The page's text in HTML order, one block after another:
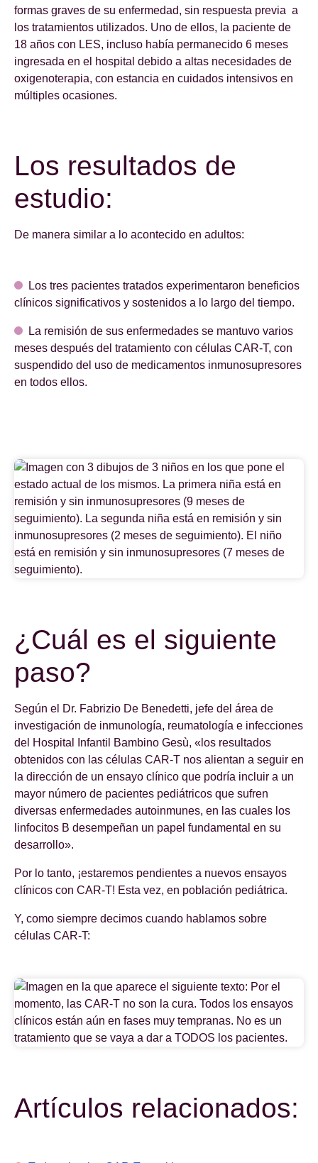
formas graves de su enfermedad, sin respuesta previa a
los tratamientos utilizados. Uno de ellos, la paciente de
18 años con LES, incluso había permanecido 6 meses
ingresada en el hospital debido a altas necesidades de
oxigenoterapia, con estancia en cuidados intensivos en
múltiples ocasiones.
Los resultados de
estudio:
De manera similar a lo acontecido en adultos:
Los tres pacientes tratados experimentaron beneficios
clínicos significativos y sostenidos a lo largo del tiempo.
La remisión de sus enfermedades se mantuvo varios
meses después del tratamiento con células CAR-T, con
suspendido del uso de medicamentos inmunosupresores
en todos ellos.
¿Cuál es el siguiente
paso?
Según el Dr. Fabrizio De Benedetti, jefe del área de
investigación de inmunología, reumatología e infecciones
del Hospital Infantil Bambino Gesù, «los resultados
obtenidos con las células CAR-T nos alientan a seguir en
la dirección de un ensayo clínico que podría incluir a un
mayor número de pacientes pediátricos que sufren
diversas enfermedades autoinmunes, en las cuales los
linfocitos B desempeñan un papel fundamental en su
desarrollo».
Por lo tanto, ¡estaremos pendientes a nuevos ensayos
clínicos con CAR-T! Esta vez, en población pediátrica.
Y, como siempre decimos cuando hablamos sobre
células CAR-T:
Artículos relacionados: